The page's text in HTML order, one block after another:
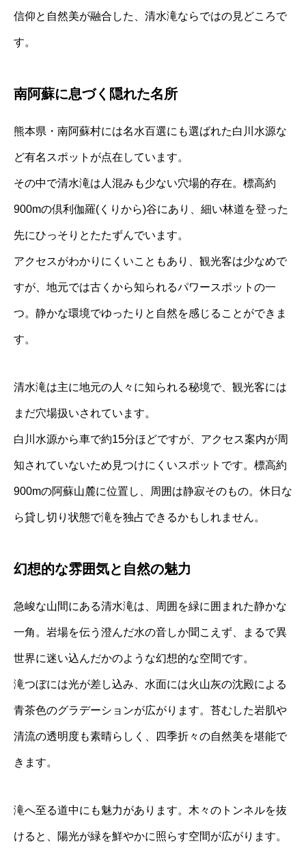
信仰と自然美が融合した、清水滝ならではの見どころで
す。
南阿蘇に息づく隠れた名所
熊本県・南阿蘇村には名水百選にも選ばれた白川水源な
ど有名スポットが点在しています。
その中で清水滝は人混みも少ない穴場的存在。標高約
900mの倶利伽羅(くりから)谷にあり、細い林道を登った
先にひっそりとたたずんでいます。
アクセスがわかりにくいこともあり、観光客は少なめで
すが、地元では古くから知られるパワースポットの一
つ。静かな環境でゆったりと自然を感じることができま
す。
清水滝は主に地元の人々に知られる秘境で、観光客には
まだ穴場扱いされています。
白川水源から車で約15分ほどですが、アクセス案内が周
知されていないため見つけにくいスポットです。標高約
900mの阿蘇山麓に位置し、周囲は静寂そのもの。休日な
ら貸し切り状態で滝を独占できるかもしれません。
幻想的な雰囲気と自然の魅力
急峻な山間にある清水滝は、周囲を緑に囲まれた静かな
一角。岩場を伝う澄んだ水の音しか聞こえず、まるで異
世界に迷い込んだかのような幻想的な空間です。
滝つぼには光が差し込み、水面には火山灰の沈殿による
青茶色のグラデーションが広がります。苔むした岩肌や
清流の透明度も素晴らしく、四季折々の自然美を堪能で
きます。
滝へ至る道中にも魅力があります。木々のトンネルを抜
けると、陽光が緑を鮮やかに照らす空間が広がります。